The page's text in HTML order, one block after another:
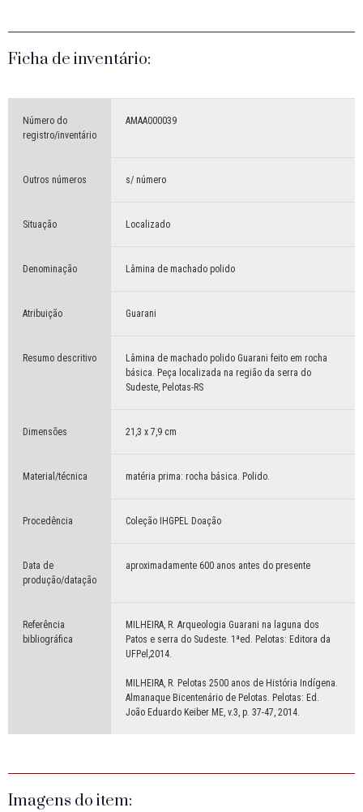
Ficha de inventário:
Número do
registro/inventário
AMAA000039
Outros números s/ número
Situação Localizado
Denominação Lâmina de machado polido
Atribuição Guarani
Resumo descritivo
Lâmina de machado polido Guarani feito em rocha
básica. Peça localizada na região da serra do
Sudeste, Pelotas-RS
Dimensões 21,3 x 7,9 cm
Material/técnica matéria prima: rocha básica. Polido.
Procedência Coleção IHGPEL Doação
Data de
produção/datação
aproximadamente 600 anos antes do presente
Referência
bibliográfica
MILHEIRA, R. Arqueologia Guarani na laguna dos
Patos e serra do Sudeste. 1ªed. Pelotas: Editora da
UFPel,2014.
MILHEIRA, R. Pelotas 2500 anos de História Indígena.
Almanaque Bicentenário de Pelotas. Pelotas: Ed.
João Eduardo Keiber ME, v.3, p. 37-47, 2014.
Imagens do item: